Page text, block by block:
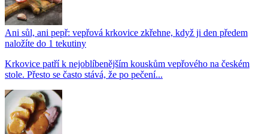
Ani sůl, ani pepř: vepřová krkovice zkřehne, když ji den předem
naložíte do 1 tekutiny
Krkovice patří k nejoblíbenějším kouskům vepřového na českém
stole. Přesto se často stává, že po pečení...